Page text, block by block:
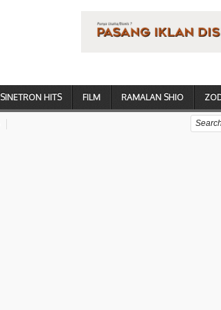
SINETRON HITS FILM RAMALAN SHIO